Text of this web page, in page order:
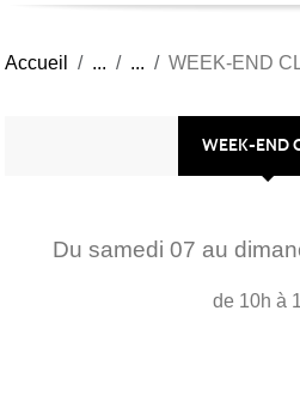
Accueil WEEK-END
WEEK-END
Du samedi 07 au
de 10h à